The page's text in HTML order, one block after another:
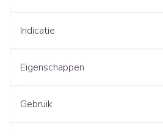
Indicatie
Eigenschappen
Gebruik